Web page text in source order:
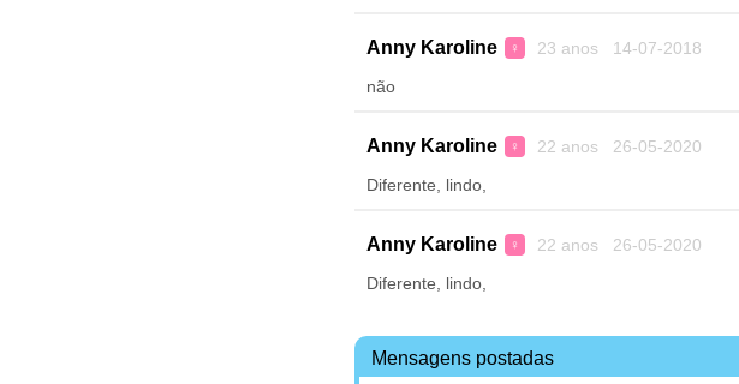
Anny Karoline ♀ 23 anos 14-07-2018
não
Anny Karoline ♀ 22 anos 26-05-2020
Diferente, lindo,
Anny Karoline ♀ 22 anos 26-05-2020
Diferente, lindo,
Mensagens postadas